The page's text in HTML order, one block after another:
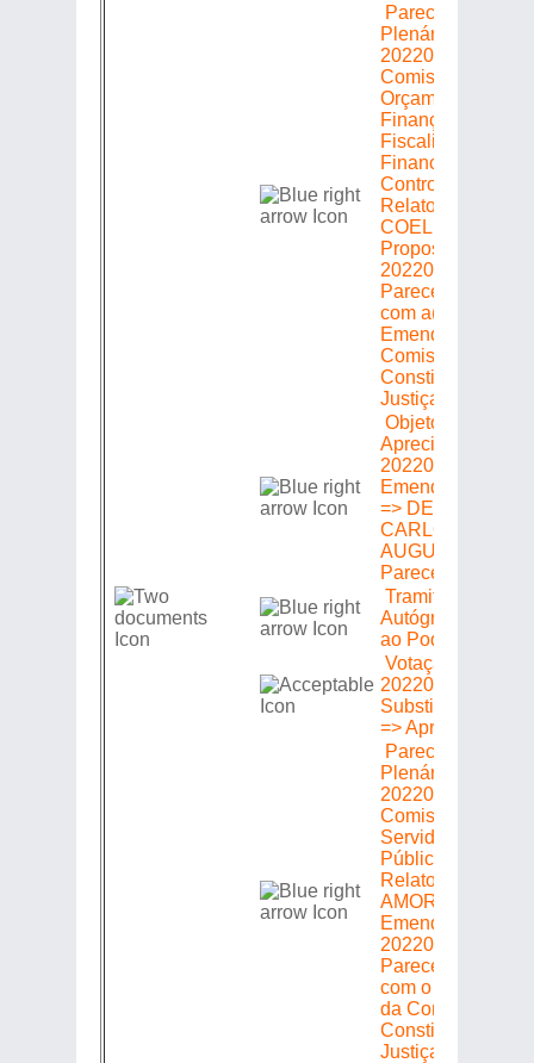
Parecer em
Plenário =>
20220305483 =>
Comissão de
Orçamento
Finanças
Fiscalização
Financeira e
Controle =>
Relator:
COELHO =>
Proposição
20220305483 =>
Parecer:
com a(s)
Emenda(s) da
Comissão de
Constituição e
Justiça
Objeto para
Apreciação =>
20220305483 =>
Emenda (s) 01 a
=> DELEGADO
CARLOS
AUGUSTO =>
Parecer =>
Tramitação de
Autógrafo; Envio
ao Poder
Votação =>
20220305483 =>
Substitutivo CCJ
=> Aprovado (a)
Parecer em
Plenário =>
20220305483 =>
Comissão de
Servidores
Públicos =>
Relator:
AMORIM =>
Emenda
20220305483 =>
Parecer:
com o Substitutivo
da Comissão de
Constituição e
Justiça